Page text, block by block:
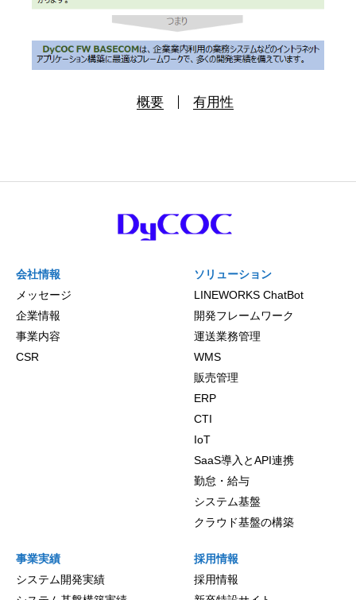
概要 有用性
会社情報
メッセージ
企業情報
事業内容
CSR
ソリューション
LINEWORKS ChatBot
開発フレームワーク
運送業務管理
WMS
販売管理
ERP
CTI
IoT
SaaS導入とAPI連携
勤怠・給与
システム基盤
クラウド基盤の構築
事業実績
システム開発実績
採用情報
採用情報